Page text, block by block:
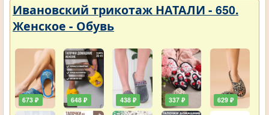
Ивановский трикотаж НАТАЛИ - 650.
Женское - Обувь
673 ₽ 648 ₽ 438 ₽ 337 ₽ 629 ₽